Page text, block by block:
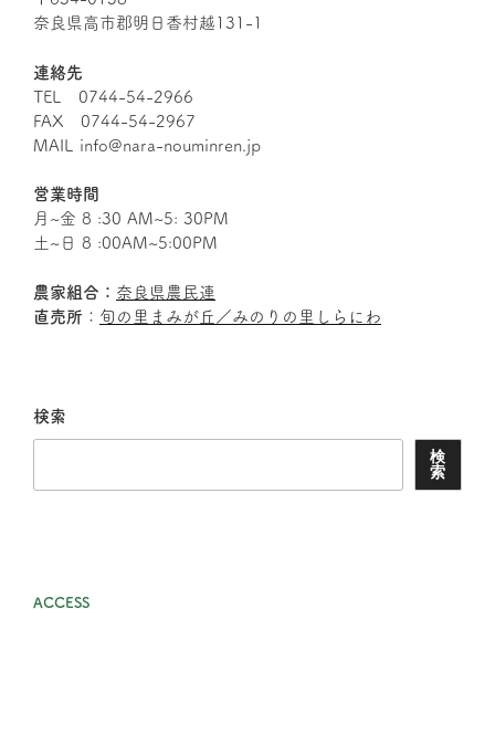
奈良県高市郡明日香村越131-1
連絡先
TEL 0744-54-2966
FAX 0744-54-2967
MAIL info@nara-nouminren.jp
営業時間
月~金 8 :30 AM~5: 30PM
土~日 8 :00AM~5:00PM
農家組合： 奈良県農民連
直売所 ： 旬の里まみが丘／みのりの里しらにわ
検索
検
索
ACCESS